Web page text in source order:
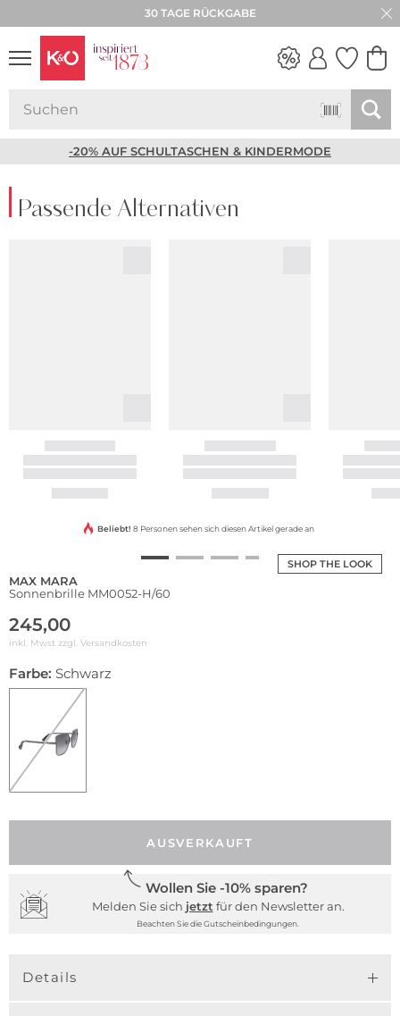
30 TAGE RÜCKGABE
-20% AUF SCHULTASCHEN & KINDERMODE
Passende Alternativen
SHOP THE LOOK
Beliebt! 8 Personen sehen sich diesen Artikel gerade an
MAX MARA
Sonnenbrille MM0052-H/60
245,00
inkl. Mwst zzgl. Versandkosten
Farbe: Schwarz
AUSVERKAUFT
Wollen Sie -10% sparen?
Melden Sie sich jetzt für den Newsletter an.
Beachten Sie die Gutscheinbedingungen.
Details